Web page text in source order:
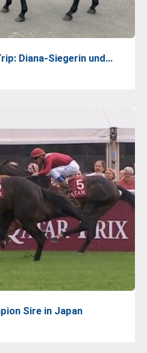
Diana-Siegerin und…
Sire in Japan